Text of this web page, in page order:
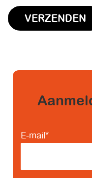
E-mail*